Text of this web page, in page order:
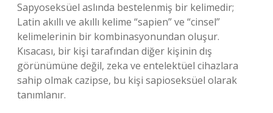
Sapyoseksüel aslında bestelenmiş bir kelimedir;
Latin akıllı ve akıllı kelime “sapien” ve “cinsel”
kelimelerinin bir kombinasyonundan oluşur.
Kısacası, bir kişi tarafından diğer kişinin dış
görünümüne değil, zeka ve entelektüel cihazlara
sahip olmak cazipse, bu kişi sapioseksüel olarak
tanımlanır.